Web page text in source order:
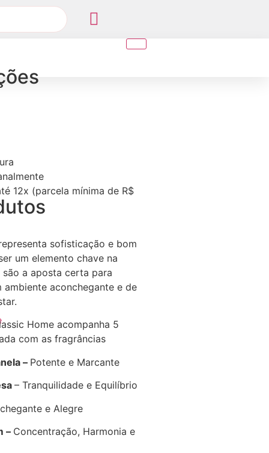
12x (parcela mínima de R$
sofisticação e bom
um elemento chave na
são a aposta certa para
ambiente aconchegante e de
Home acompanha 5
com as fragrâncias
– Potente e Marcante
– Tranquilidade e Equilíbrio​
e Alegre
– Concentração, Harmonia e